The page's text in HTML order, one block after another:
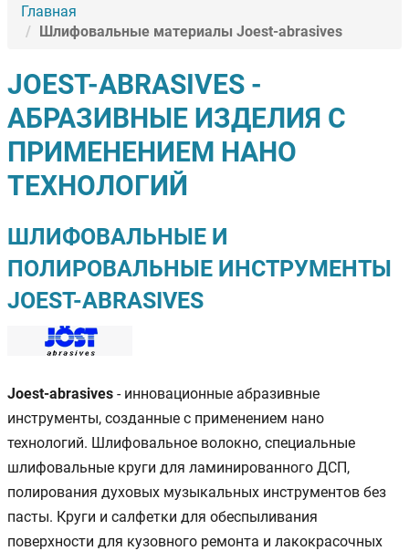
Главная
Шлифовальные материалы Joest-abrasives
JOEST-ABRASIVES -
АБРАЗИВНЫЕ ИЗДЕЛИЯ С
ПРИМЕНЕНИЕМ НАНО
ТЕХНОЛОГИЙ
ШЛИФОВАЛЬНЫЕ И
ПОЛИРОВАЛЬНЫЕ ИНСТРУМЕНТЫ
JOEST-ABRASIVES
Joest-abrasives - инновационные абразивные
инструменты, созданные с применением нано
технологий. Шлифовальное волокно, специальные
шлифовальные круги для ламинированного ДСП,
полирования духовых музыкальных инструментов без
пасты. Круги и салфетки для обеспыливания
поверхности для кузовного ремонта и лакокрасочных